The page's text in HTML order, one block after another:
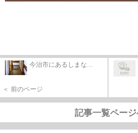
今治市にあるしまな...
＜ 前のページ
記事一覧ペー